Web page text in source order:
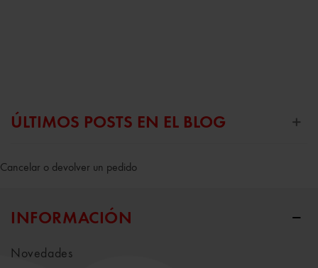
ÚLTIMOS POSTS EN EL BLOG
Cancelar o devolver un pedido
INFORMACIÓN
Novedades